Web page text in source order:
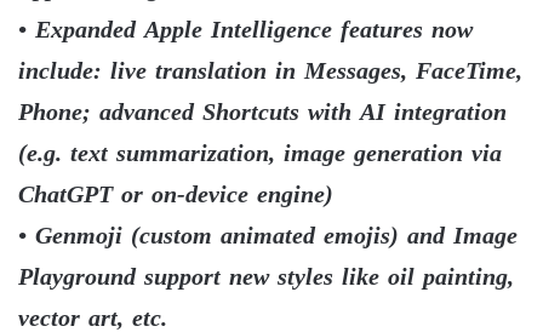
• Expanded Apple Intelligence features now
include: live translation in Messages, FaceTime,
Phone; advanced Shortcuts with AI integration
(e.g. text summarization, image generation via
ChatGPT or on-device engine)
• Genmoji (custom animated emojis) and Image
Playground support new styles like oil painting,
vector art, etc.